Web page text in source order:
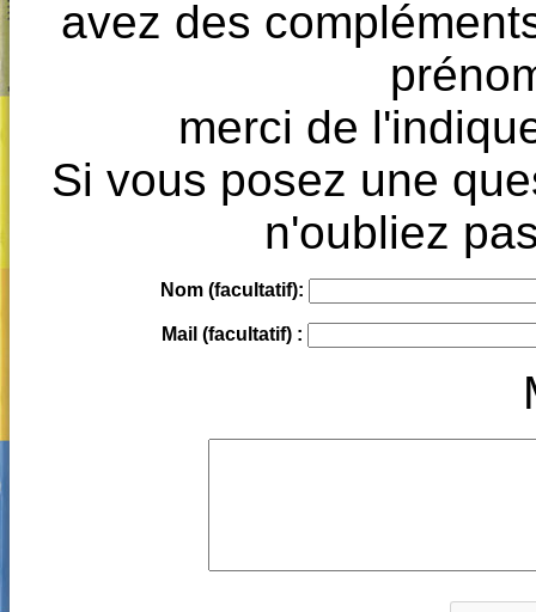
avez des
merci de
Si vous posez une
n'oubliez
Nom (facultatif):
Mail (facultatif) :